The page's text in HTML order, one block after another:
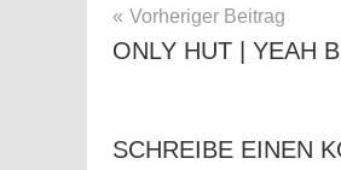
Vorheriger Beitrag
ONLY HUT | YEAH
SCHREIBE EINEN